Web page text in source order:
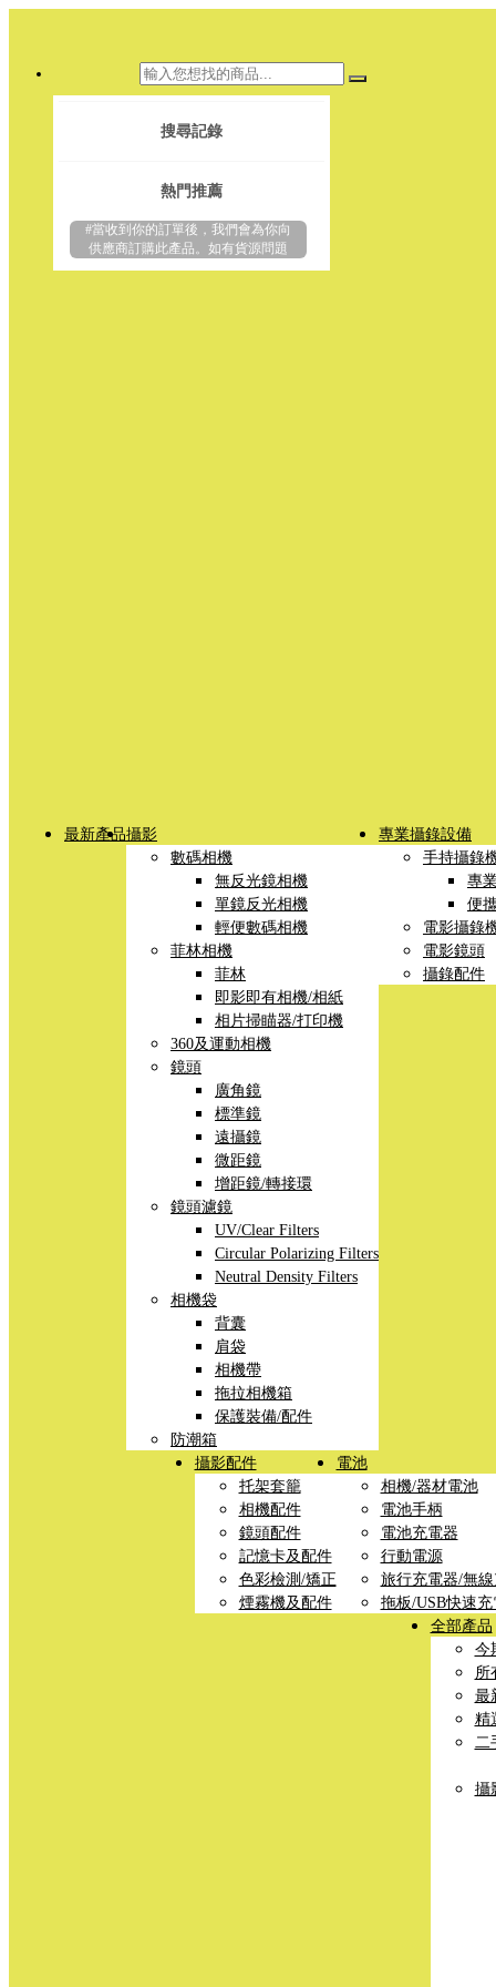
搜尋記錄
熱門推薦
#當收到你的訂單後，我們會為你向
供應商訂購此產品。如有貨源問題
最新產品攝影
數碼相機
無反光鏡相機
單鏡反光相機
輕便數碼相機
菲林相機
菲林
即影即有相機/相紙
相片掃瞄器/打印機
360及運動相機
鏡頭
廣角鏡
標準鏡
遠攝鏡
微距鏡
增距鏡/轉接環
鏡頭濾鏡
UV/Clear Filters
Circular Polarizing Filters
Neutral Density Filters
相機袋
背囊
肩袋
相機帶
拖拉相機箱
保護裝備/配件
防潮箱
專業攝錄設備
手持攝錄
專
便
電影攝錄
電影鏡頭
攝錄配件
攝影配件
托架套籠
相機配件
鏡頭配件
記憶卡及配件
色彩檢測/矯正
煙霧機及配件
電池
相機/器材電池
電池手柄
電池充電器
行動電源
旅行充電器/無
拖板/USB快速充
全部產品
今
所
最
精
二
攝